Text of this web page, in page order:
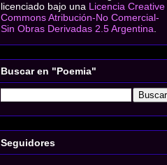
licenciado bajo una Licencia Creative
Commons Atribución-No Comercial-
Sin Obras Derivadas 2.5 Argentina
Buscar en "Poemia"
Seguidores